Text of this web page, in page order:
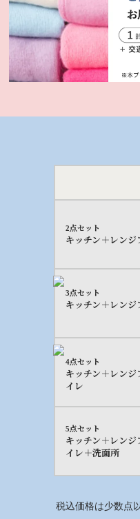
2点セット
キッチン＋レンジ
3点セット
キッチン＋レンジ
4点セット
キッチン＋レンジ
イレ
5点セット
キッチン＋レンジ
イレ＋洗面所
税込価格は少数点